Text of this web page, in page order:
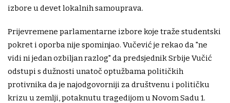
izbore u devet lokalnih samouprava.
Prijevremene parlamentarne izbore koje traže studentski
pokret i oporba nije spominjao. Vučević je rekao da "ne
vidi ni jedan ozbiljan razlog" da predsjednik Srbije Vučić
odstupi s dužnosti unatoč optužbama političkih
protivnika da je najodgovorniji za društvenu i političku
krizu u zemlji, potaknutu tragedijom u Novom Sadu 1.